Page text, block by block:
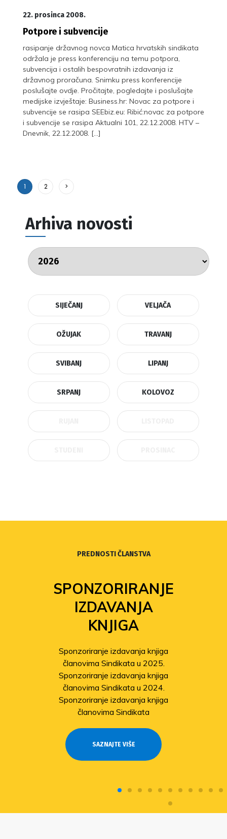
22. prosinca 2008.
Potpore i subvencije
rasipanje državnog novca Matica hrvatskih sindikata
održala je press konferenciju na temu potpora,
subvencija i ostalih bespovratnih izdavanja iz
državnog proračuna. Snimku press konferencije
poslušajte ovdje. Pročitajte, pogledajte i poslušajte
medijske izvještaje: Business.hr: Novac za potpore i
subvencije se rasipa SEEbiz.eu: Ribić:novac za potpore
i subvencije se rasipa Aktualni 101, 22.12.2008. HTV –
Dnevnik, 22.12.2008. […]
1 2 >
Arhiva novosti
SIJEČANJ VELJAČA
OŽUJAK TRAVANJ
SVIBANJ LIPANJ
SRPANJ KOLOVOZ
PREDNOSTI ČLANSTVA
SPONZORIRANJE
IZDAVANJA
KNJIGA
Sponzoriranje izdavanja knjiga
članovima Sindikata u 2025.
Sponzoriranje izdavanja knjiga
članovima Sindikata u 2024.
Sponzoriranje izdavanja knjiga
članovima Sindikata
SAZNAJTE VIŠE